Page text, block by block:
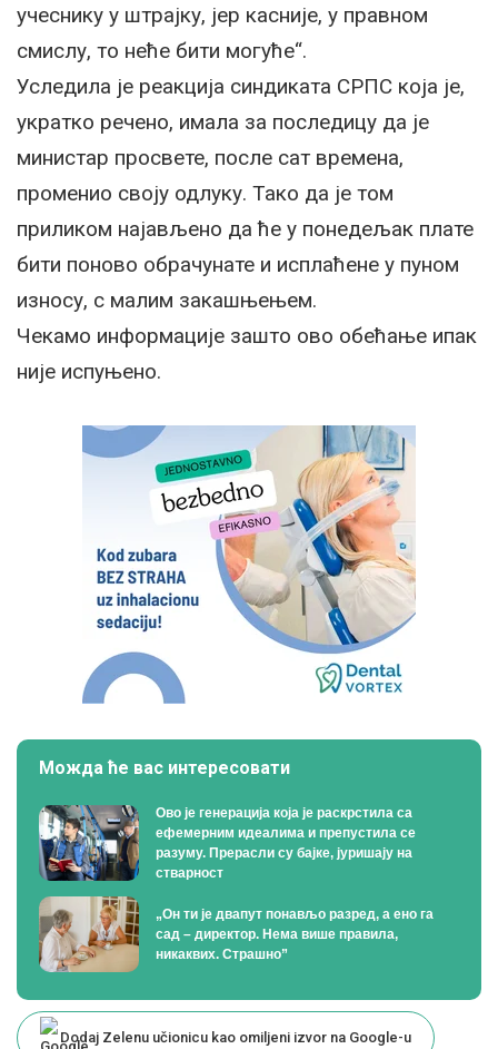
учеснику у штрајку, јер касније, у правном
смислу, то неће бити могуће“.
Уследила је реакција синдиката СРПС која је,
укратко речено, имала за последицу да је
министар просвете, после сат времена,
променио своју одлуку. Тако да је том
приликом најављено да ће у понедељак плате
бити поново обрачунате и исплаћене у пуном
износу, с малим закашњењем.
Чекамо информације зашто ово обећање ипак
није испуњено.
Можда ће вас интересовати
Ово је генерација која је раскрстила са
ефемерним идеалима и препустила се
разуму. Прерасли су бајке, јуришају на
стварност
„Он ти је двапут понављо разред, а ено га
сад – директор. Нема више правила,
никаквих. Страшно”
Dodaj Zelenu učionicu kao omiljeni izvor na Google-u